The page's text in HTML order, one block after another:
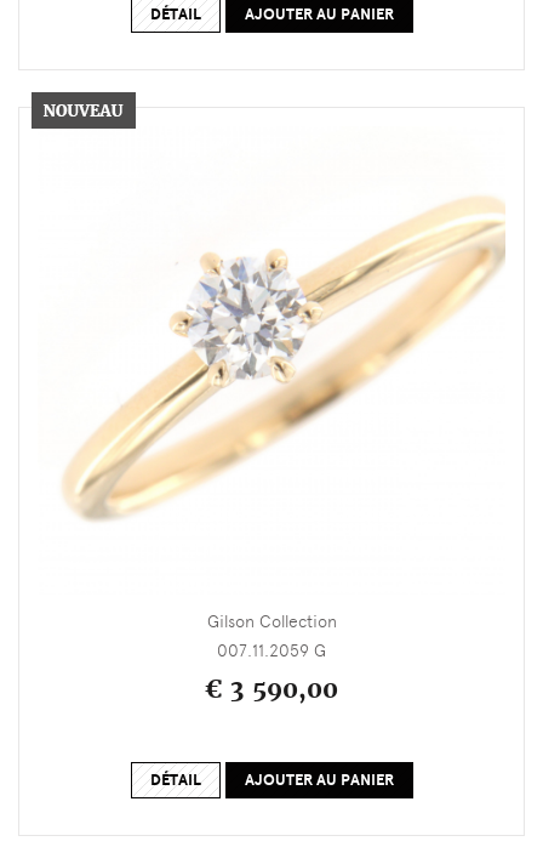
DÉTAIL AJOUTER AU PANIER
Gilson Collection
007.11.2059 G
€ 3 590,00
DÉTAIL AJOUTER AU PANIER